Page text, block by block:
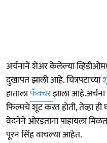
अर्चनाने शेअर केलेल्या
दुखापत झाली आहे. चित्रपटाच्या
हातालाफॅक्चरझाला
फिल्मचे शूट करत होती, तेव्हा
वेदनेने ओरडताना पाहायला
पूरन सिंह वाचल्या आहेत.